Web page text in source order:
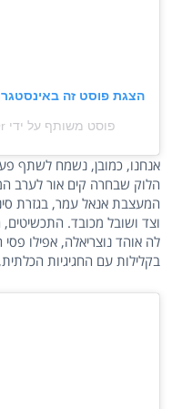
הצגת פוסט זה
פוסט משותף על ידי ‏‎KimOr – קימאור‎‏ (@‏‎kimorazulay‎‏)
אנחנו, כמובן, נשמח לשתף
הלוק שבחרה קים אור לערב
המעצבת אנאל עמר, בגזרת
וצד ושובל מכובד. התכשיטים,
לה אוהד נוצריאלה, אפילו
בקלילות עם החגיגיות